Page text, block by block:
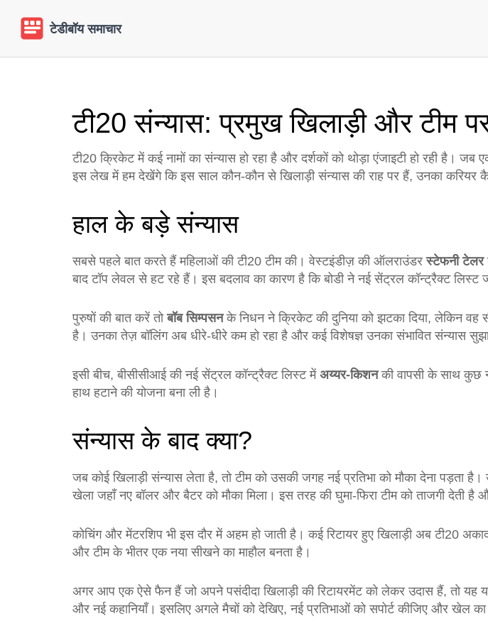
टी20 संन्यास: प्रमुख खिलाड़ी और टीम
टी20 क्रिकेट में कई नामों का संन्यास हो रहा है और दर्शकों को थोड़ा एंजाइटी हो रही है।
इस लेख में हम देखेंगे कि इस साल कौन‑कौन से खिलाड़ी संन्यास की राह पर हैं, उनका करियर
हाल के बड़े संन्यास
सबसे पहले बात करते हैं महिलाओं की टी20 टीम की। वेस्टइंडीज़ की ऑलराउंडरस्टेफनी टेलर
बाद टॉप लेवल से हट रहे हैं। इस बदलाव का कारण है कि बोडी ने नई सेंट्रल कॉन्ट्रैक्ट लिस्ट
पुरुषों की बात करें तोबॉब सिम्पसनके निधन ने क्रिकेट की दुनिया को झटका दिया, लेकिन
है। उनका तेज़ बॉलिंग अब धीरे‑धीरे कम हो रहा है और कई विशेषज्ञ उनका संभावित संन्यास
इसी बीच, बीसीसीआई की नई सेंट्रल कॉन्ट्रैक्ट लिस्ट में अय्यर‑किशनकी वापसी के साथ कुछ
हाथ हटाने की योजना बना ली है।
संन्यास के बाद क्या?
जब कोई खिलाड़ी संन्यास लेता है, तो टीम को उसकी जगह नई प्रतिभा को मौका देना पड़ता
खेला जहाँ नए बॉलर और बैटर को मौका मिला। इस तरह की घुमा‑फिरा टीम को ताजगी देती है
कोचिंग और मेंटरशिप भी इस दौर में अहम हो जाती है। कई रिटायर हुए खिलाड़ी अब टी20
और टीम के भीतर एक नया सीखने का माहौल बनता है।
अगर आप एक ऐसे फैन हैं जो अपने पसंदीदा खिलाड़ी की रिटायरमेंट को लेकर उदास हैं, तो यह
और नई कहानियाँ। इसलिए अगले मैचों को देखिए, नई प्रतिभाओं को सपोर्ट कीजिए और खेल